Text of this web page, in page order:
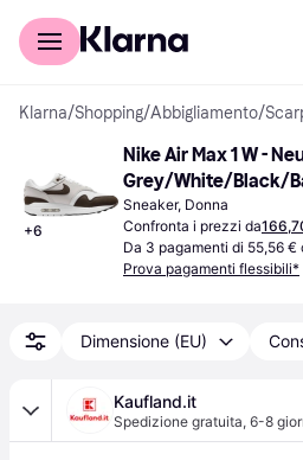
Per il tuo shopping
Klarna/Shopping/Abbigliamento/
+6
Nike Air Max 1 W -
Grey/White/Black/
Sneaker, Donna
Confronta i prezzi da
Da 3 pagamenti di 55,56 €
Prova pagamenti flessibili*
Dimensione (EU)
Kaufland.it
Spedizione gratuita, 6-8